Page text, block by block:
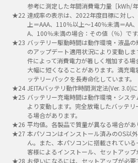
参考に測定した年間消費電力量［kWh/年
達成率の表示は、2022年度目標に対し
上＝AAA、110％以上～140％未満＝AA
A、100％未満の場合：その値（％）です
バッテリー駆動時間は動作環境・液晶
のアップデート適用状況により変動し
件によって消費電力が著しく増加する
大幅に短くなることがあります。満充
ッテリーパックを長寿命化しています。
JEITAバッテリ動作時間測定法(Ver. 3.0)
バッテリー充電時間は動作環境・シス
より変動します。完全放電したバッテ
る場合があります。
平均値。各製品で質量が異なる場合があ
本パソコンはインストール済みのOS以
ん。また、本パソコンに搭載されてい
客様によるインストール、セットアップ
お使いになるには、セットアップが必要